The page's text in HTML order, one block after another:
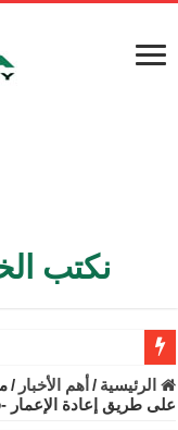
نكتب
الأمن الداخلي يعثر على
الوزير الشيباني يبحث
الرئيسية / أهم الأخبار /
على طريق إعادة الإعمار -